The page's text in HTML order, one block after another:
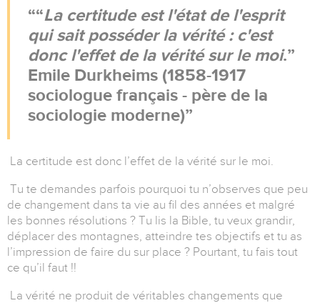
“La certitude est l'état de l'esprit
qui sait posséder la vérité : c'est
donc l'effet de la vérité sur le moi.”
Emile Durkheims (1858-1917
sociologue français - père de la
sociologie moderne)
La certitude est donc l’effet de la vérité sur le moi.
Tu te demandes parfois pourquoi tu n’observes que peu
de changement dans ta vie au fil des années et malgré
les bonnes résolutions ? Tu lis la Bible, tu veux grandir,
déplacer des montagnes, atteindre tes objectifs et tu as
l’impression de faire du sur place ? Pourtant, tu fais tout
ce qu’il faut !!
La vérité ne produit de véritables changements que